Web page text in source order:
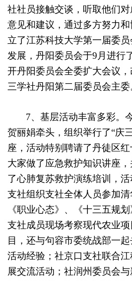
社社员接触交谈，听取他们
意见和建议，通过多方努力和
立了江苏科技大学第一届委
发展，丹阳委员会于9 月进行
开丹阳委员会全委扩大会议
三学社丹阳第二届委员会主委
7、基层活动丰富多彩。
贺丽娟牵头，组织举行了“庆
座，活动特别聘请了丹徒区
大家做了应急救护知识讲座
了心肺复苏救护演练培训，
支社组织支社全体人员参加
《职业心态》、《十三五规
支社成员现场考察现代农业
目，还与句容市委统战部一
活动经验；社京口支社联合
展交流活动；社润州委员会